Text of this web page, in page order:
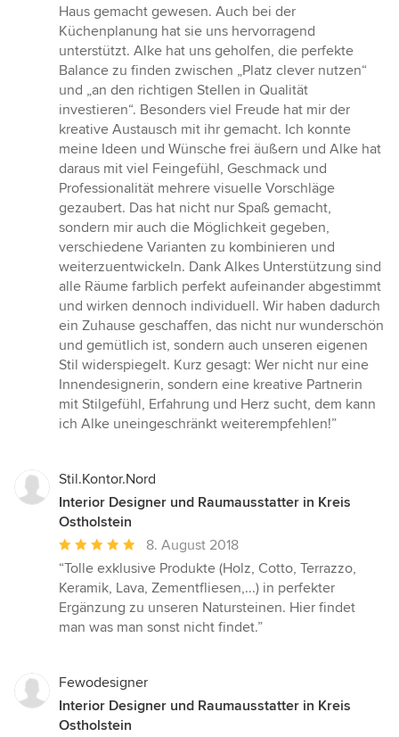
Haus gemacht gewesen. Auch bei der
Küchenplanung hat sie uns hervorragend
unterstützt. Alke hat uns geholfen, die perfekte
Balance zu finden zwischen „Platz clever nutzen“
und „an den richtigen Stellen in Qualität
investieren“. Besonders viel Freude hat mir der
kreative Austausch mit ihr gemacht. Ich konnte
meine Ideen und Wünsche frei äußern und Alke hat
daraus mit viel Feingefühl, Geschmack und
Professionalität mehrere visuelle Vorschläge
gezaubert. Das hat nicht nur Spaß gemacht,
sondern mir auch die Möglichkeit gegeben,
verschiedene Varianten zu kombinieren und
weiterzuentwickeln. Dank Alkes Unterstützung sind
alle Räume farblich perfekt aufeinander abgestimmt
und wirken dennoch individuell. Wir haben dadurch
ein Zuhause geschaffen, das nicht nur wunderschön
und gemütlich ist, sondern auch unseren eigenen
Stil widerspiegelt. Kurz gesagt: Wer nicht nur eine
Innendesignerin, sondern eine kreative Partnerin
mit Stilgefühl, Erfahrung und Herz sucht, dem kann
ich Alke uneingeschränkt weiterempfehlen!”
Stil.Kontor.Nord
Interior Designer und Raumausstatter in Kreis
Ostholstein
Durchschnittliche
Bewertung:
5
von
5
8. August 2018
“Tolle exklusive Produkte (Holz, Cotto, Terrazzo,
Keramik, Lava, Zementfliesen,...) in perfekter
Ergänzung zu unseren Natursteinen. Hier findet
man was man sonst nicht findet.”
Fewodesigner
Interior Designer und Raumausstatter in Kreis
Ostholstein